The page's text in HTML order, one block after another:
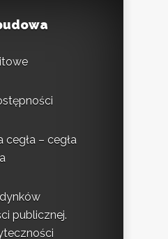
cegła – cegła
publicznej.